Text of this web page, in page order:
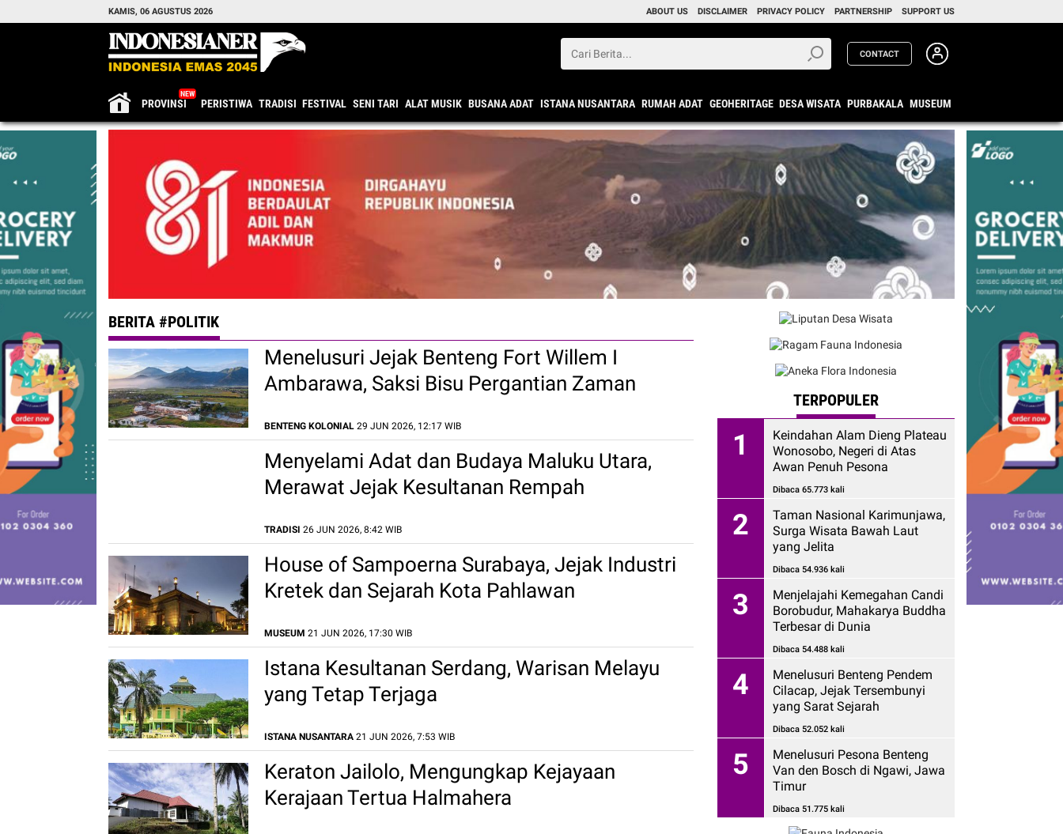
KAMIS, 06 AGUSTUS 2026 ABOUT US DISCLAIMER PRIVACY POLICY PARTNERSHIP SUPPORT US
CONTACT
PROVINSI PERISTIWA TRADISI FESTIVAL SENI TARI ALAT MUSIK BUSANA ADAT ISTANA NUSANTARA RUMAH ADAT GEOHERITAGE DESA WISATA PURBAKALA MUSEUM
BERITA #POLITIK
Menelusuri Jejak Benteng Fort Willem I
Ambarawa, Saksi Bisu Pergantian Zaman
BENTENG KOLONIAL 29 JUN 2026, 12:17 WIB
Menyelami Adat dan Budaya Maluku Utara,
Merawat Jejak Kesultanan Rempah
TRADISI 26 JUN 2026, 8:42 WIB
House of Sampoerna Surabaya, Jejak Industri
Kretek dan Sejarah Kota Pahlawan
MUSEUM 21 JUN 2026, 17:30 WIB
Istana Kesultanan Serdang, Warisan Melayu
yang Tetap Terjaga
ISTANA NUSANTARA 21 JUN 2026, 7:53 WIB
Keraton Jailolo, Mengungkap Kejayaan
Kerajaan Tertua Halmahera
TERPOPULER
1
Keindahan Alam Dieng Plateau
Wonosobo, Negeri di Atas
Awan Penuh Pesona
Dibaca 65.773 kali
2
Taman Nasional Karimunjawa,
Surga Wisata Bawah Laut
yang Jelita
Dibaca 54.936 kali
3
Menjelajahi Kemegahan Candi
Borobudur, Mahakarya Buddha
Terbesar di Dunia
Dibaca 54.488 kali
4
Menelusuri Benteng Pendem
Cilacap, Jejak Tersembunyi
yang Sarat Sejarah
Dibaca 52.052 kali
5
Menelusuri Pesona Benteng
Van den Bosch di Ngawi, Jawa
Timur
Dibaca 51.775 kali